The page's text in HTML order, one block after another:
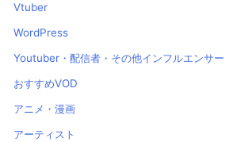
Vtuber
WordPress
Youtuber・配信者・その他インフルエンサー
おすすめVOD
アニメ・漫画
アーティスト